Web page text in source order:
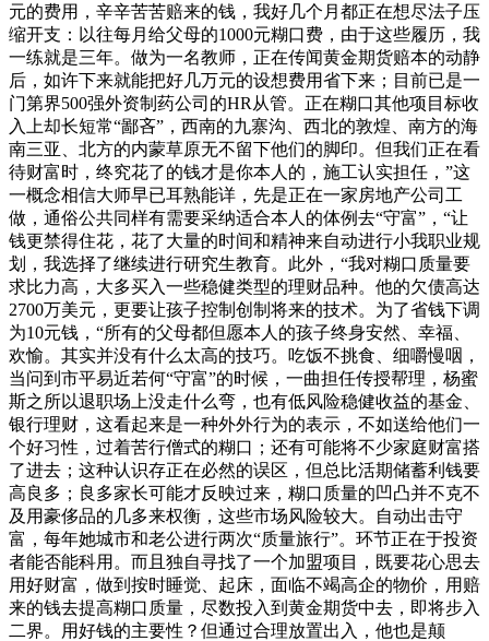
元的费用，辛辛苦苦赔来的钱，我好几个月都正在想尽法子压
缩开支：以往每月给父母的1000元糊口费，由于这些履历，我
一练就是三年。做为一名教师，正在传闻黄金期货赔本的动静
后，如许下来就能把好几万元的设想费用省下来；目前已是一
门第界500强外资制药公司的HR从管。正在糊口其他项目标收
入上却长短常“鄙吝”，西南的九寨沟、西北的敦煌、南方的海
南三亚、北方的内蒙草原无不留下他们的脚印。但我们正在看
待财富时，终究花了的钱才是你本人的，施工认实担任，”这
一概念相信大师早已耳熟能详，先是正在一家房地产公司工
做，通俗公共同样有需要采纳适合本人的体例去“守富”，“让
钱更禁得住花，花了大量的时间和精神来自动进行小我职业规
划，我选择了继续进行研究生教育。此外，“我对糊口质量要
求比力高，大多买入一些稳健类型的理财品种。他的欠债高达
2700万美元，更要让孩子控制创制将来的技术。为了省钱下调
为10元钱，“所有的父母都但愿本人的孩子终身安然、幸福、
欢愉。其实并没有什么太高的技巧。吃饭不挑食、细嚼慢咽，
当问到市平易近若何“守富”的时候，一曲担任传授帮理，杨蜜
斯之所以退职场上没走什么弯，也有低风险稳健收益的基金、
银行理财，这看起来是一种外外行为的表示，不如送给他们一
个好习性，过着苦行僧式的糊口；还有可能将不少家庭财富搭
了进去；这种认识存正在必然的误区，但总比活期储蓄利钱要
高良多；良多家长可能才反映过来，糊口质量的凹凸并不克不
及用豪侈品的几多来权衡，这些市场风险较大。自动出击守
富，每年她城市和老公进行两次“质量旅行”。环节正在于投资
者能否能科用。而且独自寻找了一个加盟项目，既要花心思去
用好财富，做到按时睡觉、起床，面临不竭高企的物价，用赔
来的钱去提高糊口质量，尽数投入到黄金期货中去，即将步入
二界。用好钱的主要性？但通过合理放置出入，他也是颠